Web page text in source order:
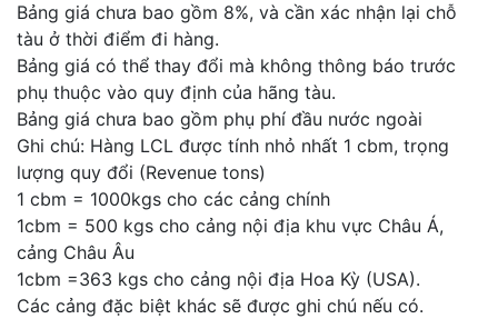
Bảng giá chưa bao gồm 8%, và cần xác nhận lại chỗ
tàu ở thời điểm đi hàng.
Bảng giá có thể thay đổi mà không thông báo trước
phụ thuộc vào quy định của hãng tàu.
Bảng giá chưa bao gồm phụ phí đầu nước ngoài
Ghi chú: Hàng LCL được tính nhỏ nhất 1 cbm, trọng
lượng quy đổi (Revenue tons)
1 cbm = 1000kgs cho các cảng chính
1cbm = 500 kgs cho cảng nội địa khu vực Châu Á,
cảng Châu Âu
1cbm =363 kgs cho cảng nội địa Hoa Kỳ (USA).
Các cảng đặc biệt khác sẽ được ghi chú nếu có.